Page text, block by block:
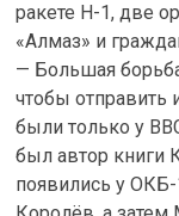
ракете H-1, две
«Алмаз» и
— Большая
чтобы отправить
были только у
был автор книги
появились у